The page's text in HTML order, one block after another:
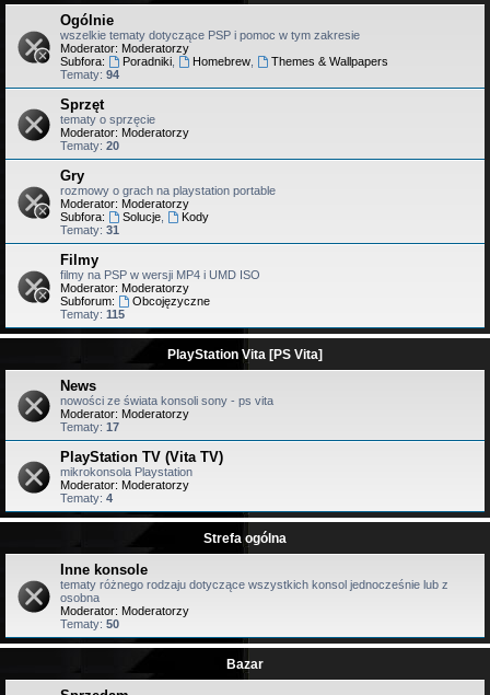
Ogólnie
wszelkie tematy dotyczące PSP i pomoc w tym zakresie
Moderator: Moderatorzy
Subfora:
Poradniki, Homebrew,
Themes & Wallpapers
Tematy: 94
Sprzęt
tematy o sprzęcie
Moderator: Moderatorzy
Tematy: 20
Gry
rozmowy o grach na playstation portable
Moderator: Moderatorzy
Subfora:
Solucje,
Kody
Tematy: 31
Filmy
filmy na PSP w wersji MP4 i UMD ISO
Moderator: Moderatorzy
Subforum:
Obcojęzyczne
Tematy: 115
PlayStation Vita [PS Vita]
News
nowości ze świata konsoli sony - ps vita
Moderator: Moderatorzy
Tematy: 17
PlayStation TV (Vita TV)
mikrokonsola Playstation
Moderator: Moderatorzy
Tematy: 4
Strefa ogólna
Inne konsole
tematy różnego rodzaju dotyczące wszystkich konsol jednocześnie lub z
osobna
Moderator: Moderatorzy
Tematy: 50
Bazar